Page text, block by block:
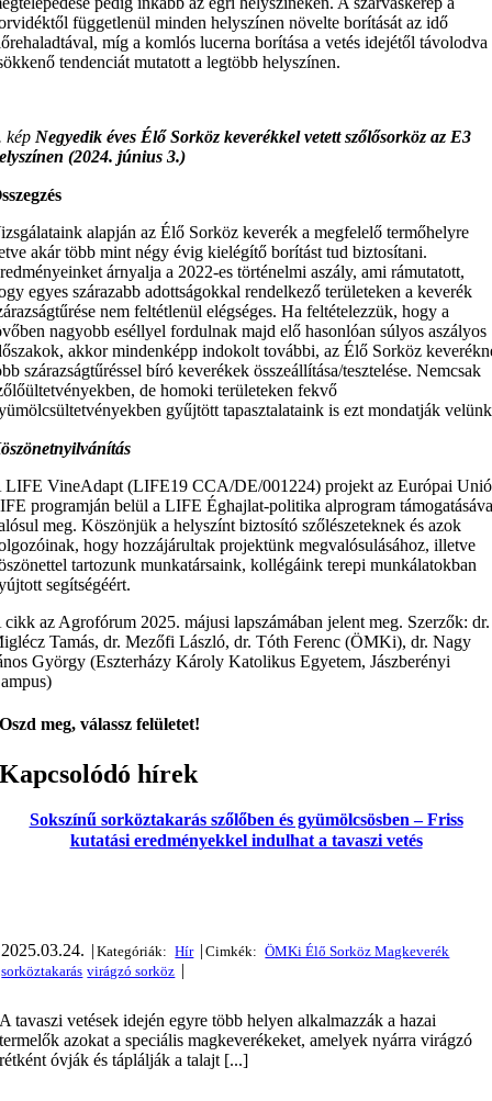
függetlenül minden helyszínen növelte borítását az idő
míg a komlós lucerna borítása a vetés idejétől távolodva
tendenciát mutatott a legtöbb helyszínen.
kép Negyedik éves Élő Sorköz keverékkel vetett szőlősorköz az E3
(2024. június 3.)
alapján az Élő Sorköz keverék a megfelelő termőhelyre
akár több mint négy évig kielégítő borítást tud biztosítani.
árnyalja a 2022-es történelmi aszály, ami rámutatott,
egyes szárazabb adottságokkal rendelkező területeken a keverék
nem feltétlenül elégséges. Ha feltételezzük, hogy a
nagyobb eséllyel fordulnak majd elő hasonlóan súlyos aszályos
akkor mindenképp indokolt további, az Élő Sorköz
szárazságtűréssel bíró keverékek összeállítása/tesztelése. Nemcsak
de homoki területeken fekvő
gyűjtött tapasztalataink is ezt mondatják
LIFE VineAdapt (LIFE19 CCA/DE/001224) projekt az Európai Unió
programján belül a LIFE Éghajlat-politika alprogram
meg. Köszönjük a helyszínt biztosító szőlészeteknek és azok
hogy hozzájárultak projektünk megvalósulásához, illetve
tartozunk munkatársaink, kollégáink terepi munkálatokban
segítségéért.
cikk az Agrofórum 2025. májusi lapszámában jelent meg. Szerzők: dr.
Tamás, dr. Mezőfi László, dr. Tóth Ferenc (ÖMKi), dr. Nagy
György (Eszterházy Károly Katolikus Egyetem, Jászberényi
Oszd meg, válassz felületet!
Kapcsolódó hírek
Sokszínű sorköztakarás szőlőben és gyümölcsösben – Friss
kutatási eredményekkel indulhat a tavaszi vetés
2025.03.24. |
|
|
A tavaszi vetések idején egyre több helyen alkalmazzák a hazai
termelők azokat a speciális magkeverékeket, amelyek nyárra virágzó
rétként óvják és táplálják a talajt [...]